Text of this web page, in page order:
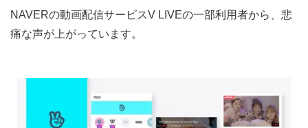
NAVERの動画配信サービスV LIVEの一部利用者から、悲
痛な声が上がっています。